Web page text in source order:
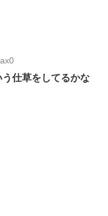
仕草をしてるかな